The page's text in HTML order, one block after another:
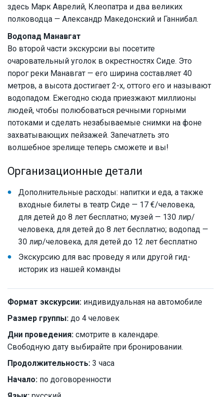
здесь Марк Аврелий, Клеопатра и два великих
полководца — Александр Македонский и Ганнибал.
Водопад Манавгат
Во второй части экскурсии вы посетите
очаровательный уголок в окрестностях Сиде. Это
порог реки Манавгат — его ширина составляет 40
метров, а высота достигает 2-х, оттого его и называют
водопадом. Ежегодно сюда приезжают миллионы
людей, чтобы полюбоваться речными горными
потоками и сделать незабываемые снимки на фоне
захватывающих пейзажей. Запечатлеть это
волшебное зрелище теперь сможете и вы!
Организационные детали
Дополнительные расходы: напитки и еда, а также
входные билеты в театр Сиде — 17 €/человека,
для детей до 8 лет бесплатно; музей — 130 лир/
человека, для детей до 8 лет бесплатно; водопад —
30 лир/человека, для детей до 12 лет бесплатно
Экскурсию для вас проведу я или другой гид-
историк из нашей команды
Формат экскурсии: индивидуальная на автомобиле
Размер группы: до 4 человек
Дни проведения: смотрите в календаре.
Свободную дату выбирайте при бронировании.
Продолжительность: 3 часа
Начало: по договоренности